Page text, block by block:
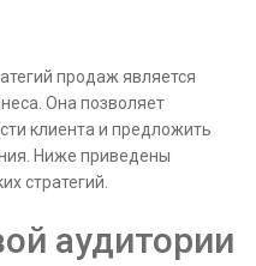
продаж является
Она позволяет
клиента и предложить
Ниже приведены
стратегий.
аудитории